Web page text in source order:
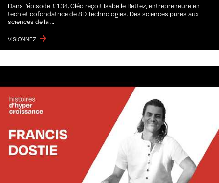
Dans l’épisode #134, Cléo reçoit Isabelle Bettez, entrepreneure en
tech et cofondatrice de 8D Technologies. Des sciences pures aux
sciences de la …
VISIONNEZ